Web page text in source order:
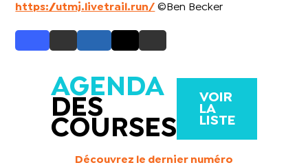
https://utmj.livetrail.run/ ©Ben Becker
AGENDA
DES
COURSES
VOIR
LA
LISTE
Découvrez le dernier numéro